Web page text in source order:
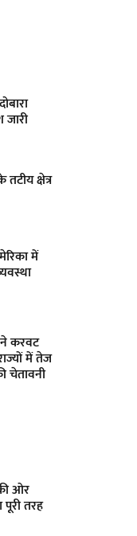
जारी
क्षेत्र
में
करवट
में तेज
चेतावनी
ओर
पूरी तरह